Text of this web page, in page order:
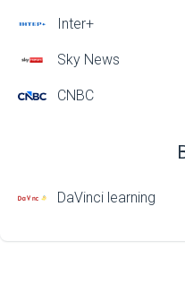
Inter+
Sky News
CNBC
DaVinci learning